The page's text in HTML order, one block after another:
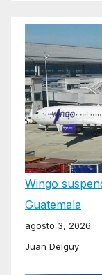
Wingo
Guatemala
agosto 3, 2026
Juan Delguy